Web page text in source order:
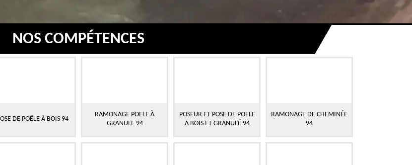
NOS COMPÉTENCES
DE POÊLE À BOIS 94
RAMONAGE POELE À
GRANULE 94
POSEUR ET POSE DE POELE
A BOIS ET GRANULÉ 94
RAMONAGE DE CHEMINÉE
94